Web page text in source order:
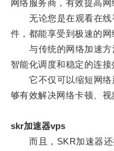
网络服务商，有效提高网
无论您是在观看在线
件，都能享受到极速的网
与传统的网络加速方
智能化调度和稳定的连接
它不仅可以缩短网络
够有效解决网络卡顿、视
skr加速器vps
而且，SKR加速器还